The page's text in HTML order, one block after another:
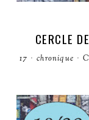
CERCLE
17 · chronique ·